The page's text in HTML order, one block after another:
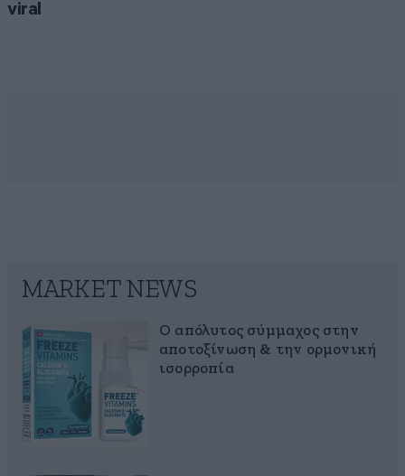
viral
MARKET NEWS
Ο απόλυτος σύμμαχος στην
αποτοξίνωση & την ορμονική
ισορροπία